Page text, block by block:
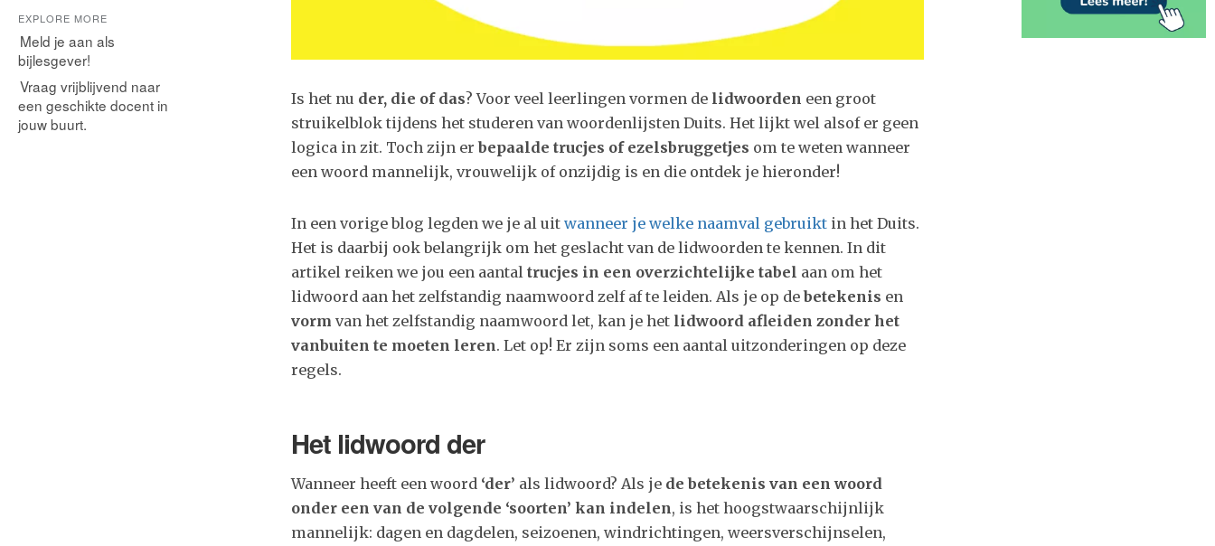
EXPLORE MORE
Meld je aan als
bijlesgever!
Vraag vrijblijvend naar
een geschikte docent in
jouw buurt.
Is het nu der, die of das? Voor veel leerlingen vormen de lidwoorden een groot
struikelblok tijdens het studeren van woordenlijsten Duits. Het lijkt wel alsof er geen
logica in zit. Toch zijn er bepaalde trucjes of ezelsbruggetjes om te weten wanneer
een woord mannelijk, vrouwelijk of onzijdig is en die ontdek je hieronder!
In een vorige blog legden we je al uit wanneer je welke naamval gebruikt in het Duits.
Het is daarbij ook belangrijk om het geslacht van de lidwoorden te kennen. In dit
artikel reiken we jou een aantal trucjes in een overzichtelijke tabel aan om het
lidwoord aan het zelfstandig naamwoord zelf af te leiden. Als je op debetekenis en
vorm van het zelfstandig naamwoord let, kan je het lidwoord afleiden zonder het
vanbuiten te moeten leren. Let op! Er zijn soms een aantal uitzonderingen op deze
regels.
Het lidwoord der
Wanneer heeft een woord ‘der’ als lidwoord? Als je de betekenis van een woord
onder een van de volgende ‘soorten’ kan indelen, is het hoogstwaarschijnlijk
mannelijk: dagen en dagdelen, seizoenen, windrichtingen, weersverschijnselen,